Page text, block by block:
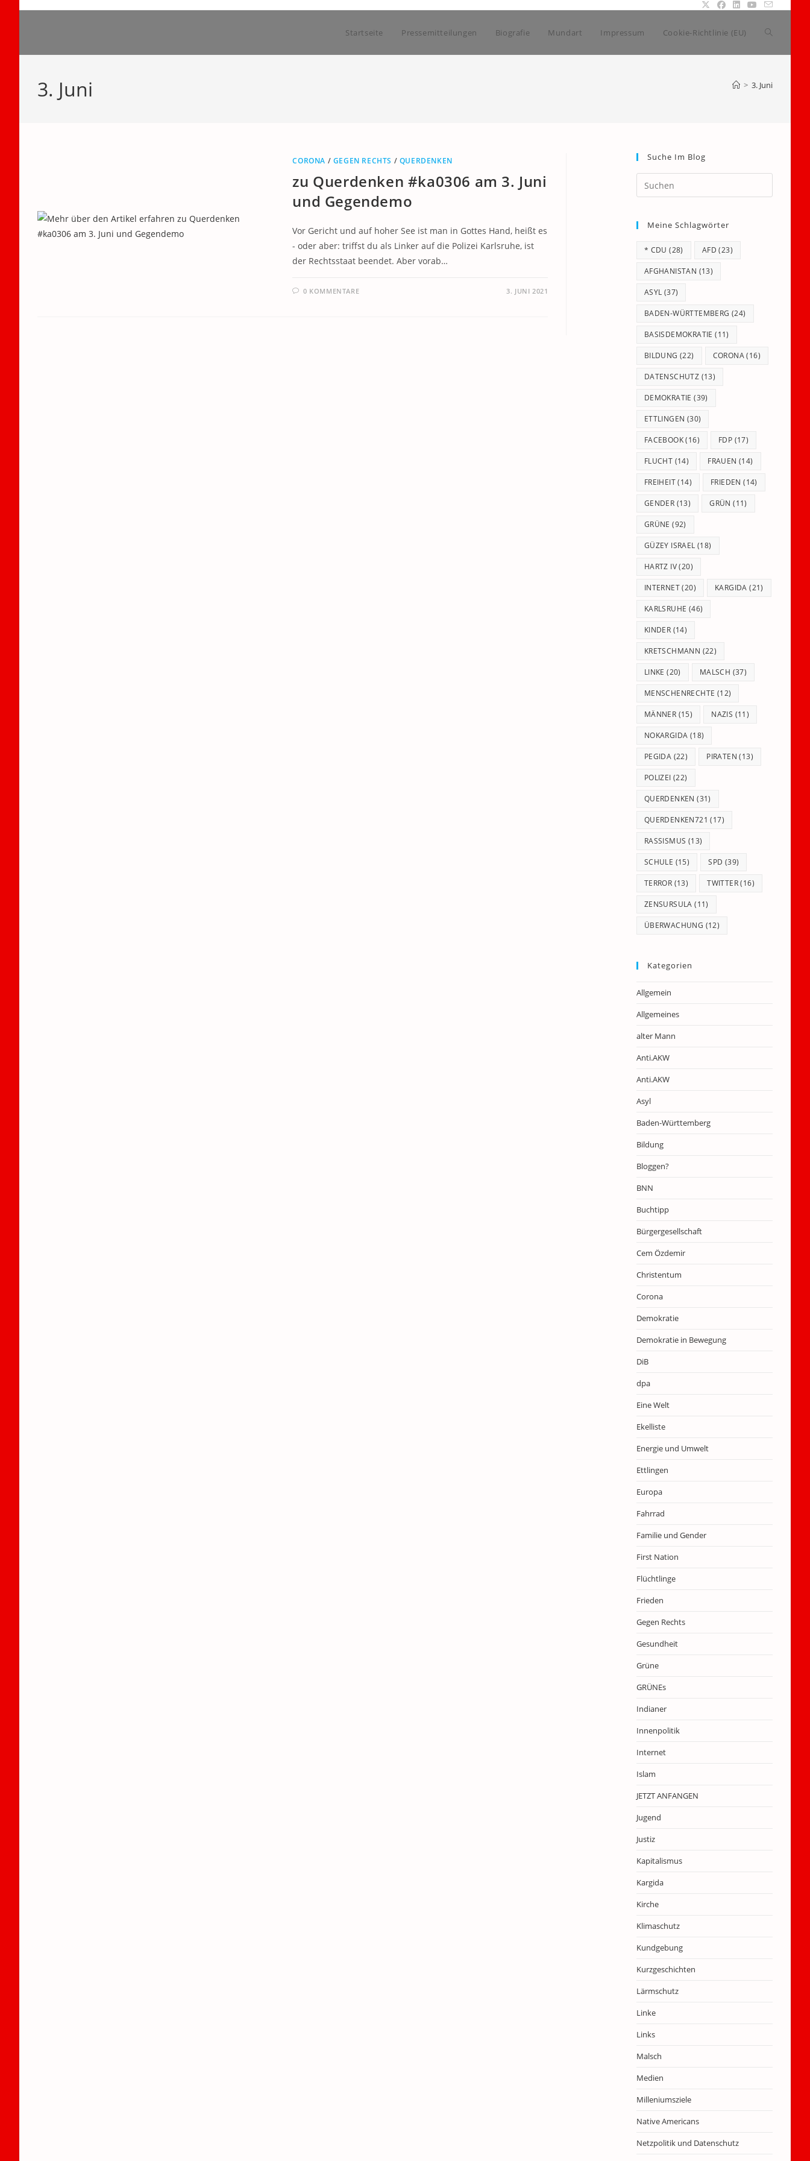
Startseite Pressemitteilungen Biografie Mundart Impressum Cookie-Richtlinie (EU) Website-
3. Juni > 3. Juni
CORONA / GEGEN RECHTS / QUERDENKEN
zu Querdenken #ka0306 am 3. Juni
und Gegendemo
Vor Gericht und auf hoher See ist man in Gottes Hand, heißt es
- oder aber: triffst du als Linker auf die Polizei Karlsruhe, ist
der Rechtsstaat beendet. Aber vorab…
0 KOMMENTARE 3. JUNI 2021
Suche Im Blog
Escape
Meine Schlagwörter
* CDU (28) AFD (23)
AFGHANISTAN (13)
ASYL (37)
BADEN-WÜRTTEMBERG (24)
BASISDEMOKRATIE (11)
BILDUNG (22) CORONA(16)
DATENSCHUTZ (13)
DEMOKRATIE (39)
ETTLINGEN (30)
FACEBOOK(16) FDP (17)
FLUCHT (14) FRAUEN (14)
FREIHEIT(14) FRIEDEN (14)
GENDER (13) GRÜN (11)
GRÜNE (92)
GÜZEY ISRAEL (18)
HARTZ IV(20)
INTERNET(20) KARGIDA (21)
KARLSRUHE (46)
KINDER (14)
KRETSCHMANN (22)
LINKE (20) MALSCH (37)
MENSCHENRECHTE (12)
MÄNNER (15) NAZIS (11)
NOKARGIDA (18)
PEGIDA (22) PIRATEN (13)
POLIZEI (22)
QUERDENKEN (31)
QUERDENKEN721 (17)
RASSISMUS (13)
SCHULE (15) SPD (39)
TERROR (13) TWITTER(16)
ZENSURSULA (11)
ÜBERWACHUNG (12)
Kategorien
Allgemein
Allgemeines
alter Mann
Anti.AKW
Anti.AKW
Asyl
Baden-Württemberg
Bildung
Bloggen?
BNN
Buchtipp
Bürgergesellschaft
Cem Özdemir
Christentum
Corona
Demokratie
Demokratie in Bewegung
DiB
dpa
Eine Welt
Ekelliste
Energie und Umwelt
Ettlingen
Europa
Fahrrad
Familie und Gender
First Nation
Flüchtlinge
Frieden
Gegen Rechts
Gesundheit
Grüne
GRÜNEs
Indianer
Innenpolitik
Internet
Islam
JETZT ANFANGEN
Jugend
Justiz
Kapitalismus
Kargida
Kirche
Klimaschutz
Kundgebung
Kurzgeschichten
Lärmschutz
Linke
Links
Malsch
Medien
Milleniumsziele
Native Americans
Netzpolitik und Datenschutz